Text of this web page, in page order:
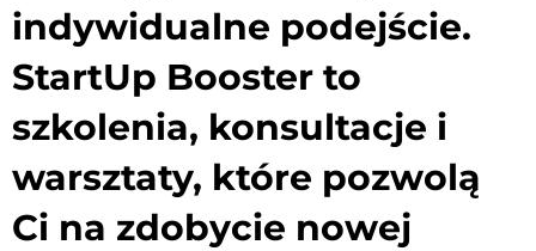
indywidualne podejście.
StartUp Booster to
szkolenia, konsultacje i
warsztaty, które pozwolą
Ci na zdobycie nowej